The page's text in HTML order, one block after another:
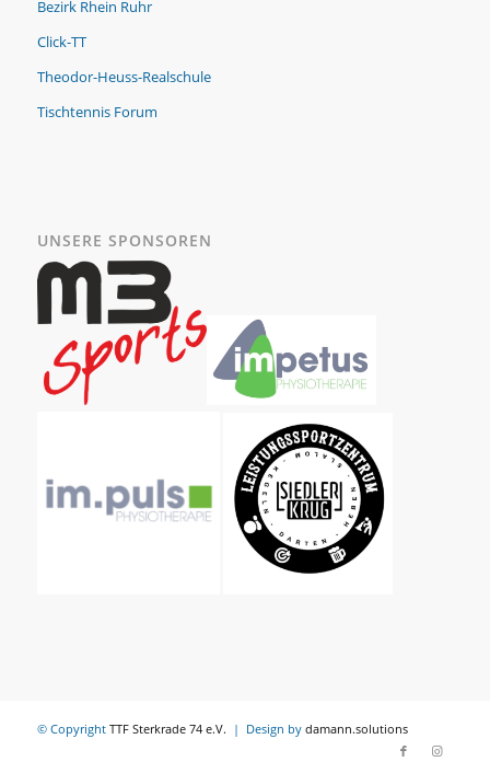
Bezirk Rhein Ruhr
Click-TT
Theodor-Heuss-Realschule
Tischtennis Forum
UNSERE SPONSOREN
© Copyright TTF Sterkrade 74 e.V. | Design by damann.solutions